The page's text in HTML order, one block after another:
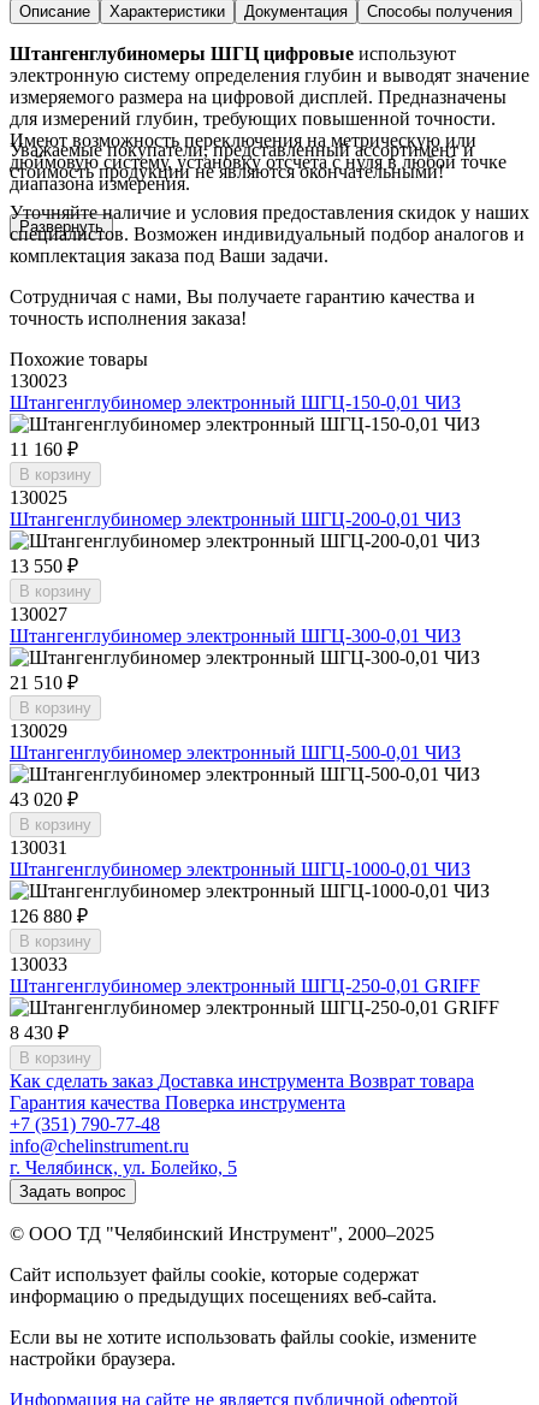
Описание Характеристики Документация Способы получения
Штангенглубиномеры ШГЦ цифровые используют
электронную систему определения глубин и выводят значение
измеряемого размера на цифровой дисплей. Предназначены
для измерений глубин, требующих повышенной точности.
Имеют возможность переключения на метрическую или
дюймовую систему, установку отсчета с нуля в любой точке
диапазона измерения.
Развернуть
Уважаемые покупатели, представленный ассортимент и
стоимость продукции не являются окончательными!
Уточняйте наличие и условия предоставления скидок у наших
специалистов. Возможен индивидуальный подбор аналогов и
комплектация заказа под Ваши задачи.
Сотрудничая с нами, Вы получаете гарантию качества и
точность исполнения заказа!
Похожие товары
130023
Штангенглубиномер электронный ШГЦ-150-0,01 ЧИЗ
11 160 ₽
В корзину
130025
Штангенглубиномер электронный ШГЦ-200-0,01 ЧИЗ
13 550 ₽
В корзину
130027
Штангенглубиномер электронный ШГЦ-300-0,01 ЧИЗ
21 510 ₽
В корзину
130029
Штангенглубиномер электронный ШГЦ-500-0,01 ЧИЗ
43 020 ₽
В корзину
130031
Штангенглубиномер электронный ШГЦ-1000-0,01 ЧИЗ
126 880 ₽
В корзину
130033
Штангенглубиномер электронный ШГЦ-250-0,01 GRIFF
8 430 ₽
В корзину
Как сделать заказ Доставка инструмента Возврат товара
Гарантия качества Поверка инструмента
+7 (351) 790-77-48
info@chelinstrument.ru
г. Челябинск, ул. Болейко, 5
Задать вопрос
© ООО ТД "Челябинский Инструмент", 2000–2025
Сайт использует файлы cookie, которые содержат
информацию о предыдущих посещениях веб-сайта.
Если вы не хотите использовать файлы cookie, измените
настройки браузера.
Информация на сайте не является публичной офертой